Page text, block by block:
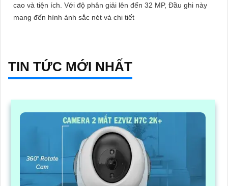
cao và tiện ích. Với độ phân giải lên đến 32 MP, Đầu ghi này
mang đến hình ảnh sắc nét và chi tiết
TIN TỨC MỚI NHẤT